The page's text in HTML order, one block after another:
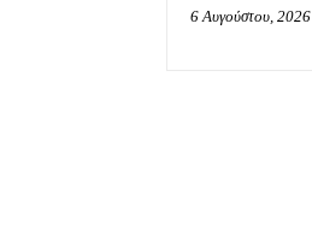
6 Αυγούστου, 2026